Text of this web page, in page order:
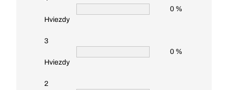
Hviezdy
0 %
3
Hviezdy
0 %
2